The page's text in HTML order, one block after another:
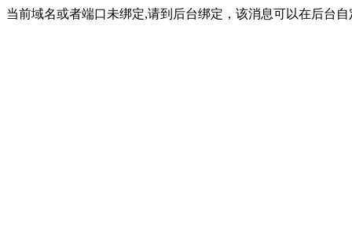
当前域名或者端口未绑定,请到后台绑定，该消息可以在后台自